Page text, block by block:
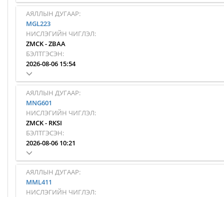
АЯЛЛЫН ДУГААР:
MGL223
НИСЛЭГИЙН ЧИГЛЭЛ:
ZMCK-ZBAA
БЭЛТГЭСЭН:
2026-08-06 15:54
АЯЛЛЫН ДУГААР:
MNG601
НИСЛЭГИЙН ЧИГЛЭЛ:
ZMCK- RKSI
БЭЛТГЭСЭН:
2026-08-06 10:21
АЯЛЛЫН ДУГААР:
MML411
НИСЛЭГИЙН ЧИГЛЭЛ: